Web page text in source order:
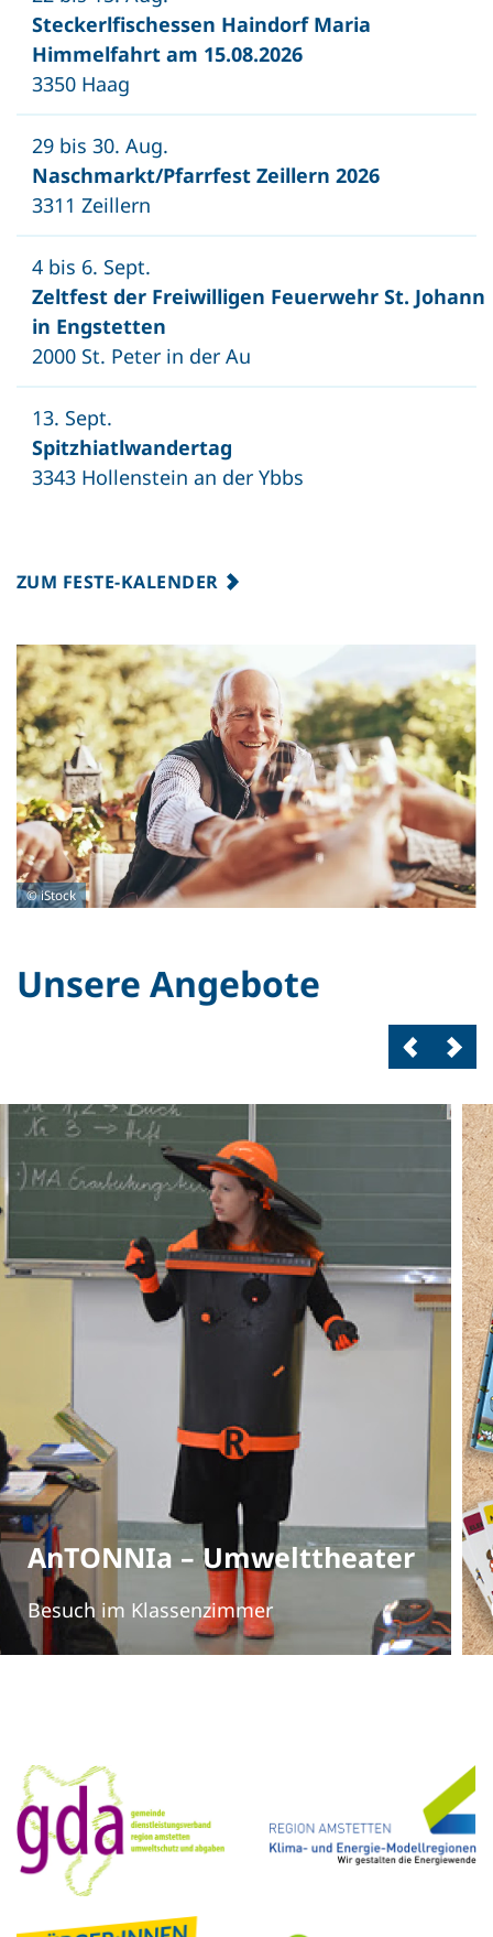
© iStock
Steckerlfischessen Haindorf Maria
Himmelfahrt am 15.08.2026
3350 Haag
29 bis 30. Aug.
Naschmarkt/Pfarrfest Zeillern 2026
3311 Zeillern
4 bis 6. Sept.
Zeltfest der Freiwilligen Feuerwehr St. Johann
in Engstetten
2000 St. Peter in der Au
13. Sept.
Spitzhiatlwandertag
3343 Hollenstein an der Ybbs
ZUM FESTE-KALENDER
Unsere Angebote
AnTONNIa – Umwelttheater
Besuch im Klassenzimmer